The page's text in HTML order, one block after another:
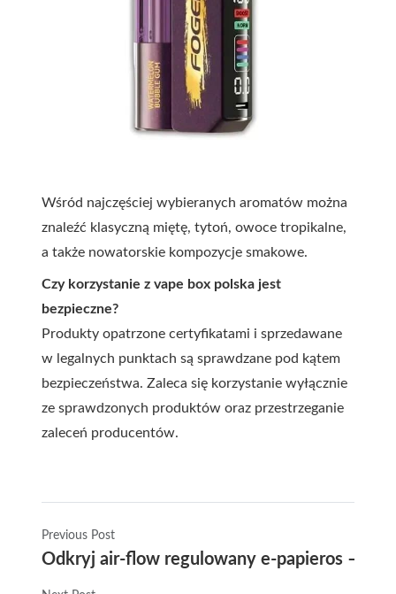
Wśród najczęściej wybieranych aromatów można
znaleźć klasyczną miętę, tytoń, owoce tropikalne,
a także nowatorskie kompozycje smakowe.
Czy korzystanie z vape box polska jest
bezpieczne?
Produkty opatrzone certyfikatami i sprzedawane
w legalnych punktach są sprawdzane pod kątem
bezpieczeństwa. Zaleca się korzystanie wyłącznie
ze sprawdzonych produktów oraz przestrzeganie
zaleceń producentów.
Previous Post
Odkryj air-flow regulowany e-papieros – jak